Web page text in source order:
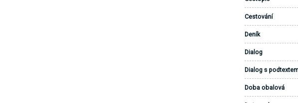
Cestování
Deník
Dialog
Dialog s
Doba obalová